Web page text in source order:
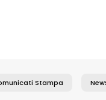
Stampa